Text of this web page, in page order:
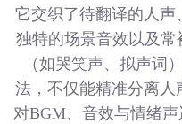
它交织了待翻译的人声
独特的场景音效以及
（如哭笑声、拟声词
法，不仅能精准分离
对BGM、音效与情绪